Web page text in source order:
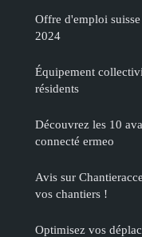
Offre d'emploi
2024
Équipement
résidents
Découvrez les 10
connecté ermeo
Avis sur
vos chantiers !
Optimisez vos